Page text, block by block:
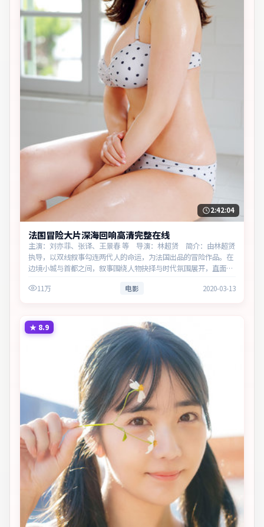
2:42:04
法国冒险大片深海回响高清完整在线
主演：刘亦菲、张译、王景春 等 导演：林超贤 简介：由林超贤
执导，以双线叙事勾连两代人的命运，为法国出品的冒险作品。在
边境小城与首都之间，叙事围绕人物抉择与时代氛围展开，直面人
意义。
11万 电影 2020-03-13
★ 8.9